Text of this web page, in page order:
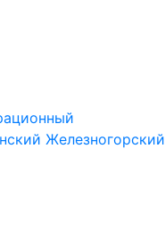
Железногорский